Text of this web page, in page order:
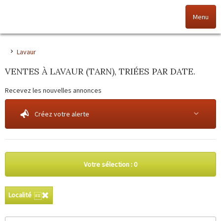
Menu
Accueil
Nos offres
Nos agences
Vendez votre bien
Alerte immo
Gestion
Lavaur
VENTES À LAVAUR (TARN), TRIÉES PAR DATE.
Recevez les nouvelles annonces
Créez votre alerte
Votre sélection :0
Localité